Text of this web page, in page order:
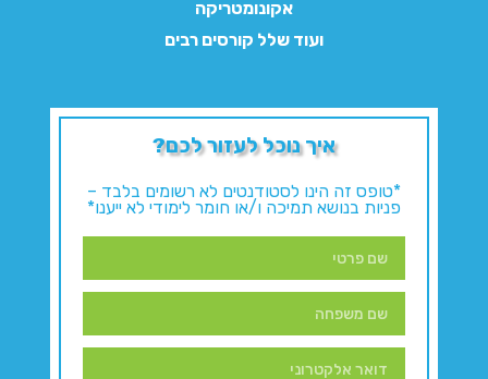
אקונומטריקה
ועוד שלל קורסים רבים
איך נוכל לעזור לכם?
*טופס זה הינו לסטודנטים לא רשומים בלבד –
פניות בנושא תמיכה ו/או חומר לימודי לא ייענו*